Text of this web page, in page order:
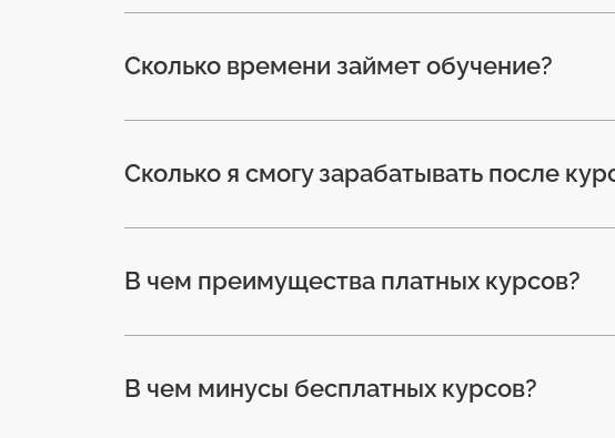
Сколько времени займет обучение?
Сколько я смогу зарабатывать после
В чем преимущества платных курсов?
В чем минусы бесплатных курсов?